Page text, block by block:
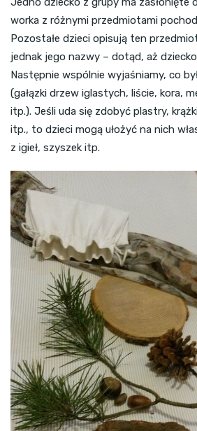
worka z różnymi przedmiotami
Pozostałe dzieci opisują ten
jednak jego nazwy – dotąd, aż
Następnie wspólnie wyjaśniamy, co
(gałązki drzew iglastych, liście, kora,
itp.). Jeśli uda się zdobyć plastry,
itp., to dzieci mogą ułożyć na nich
z igieł, szyszek itp.